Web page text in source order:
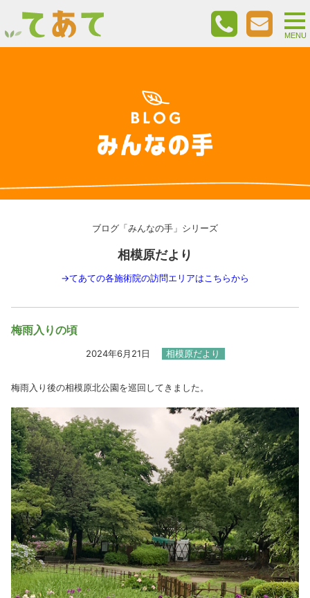
ブログ「みんなの手」シリーズ
相模原だより
→てあての各施術院の訪問エリアはこちらから
梅雨入りの頃
2024年6月21日 相模原だより
梅雨入り後の相模原北公園を巡回してきました。
MENU